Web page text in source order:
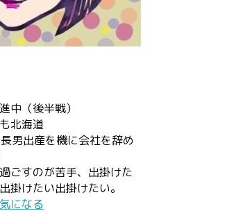
中（後半戦）
北海道
男出産を機に会社を辞め
ごすのが苦手、出掛けた
掛けたい出掛けたい。
になる